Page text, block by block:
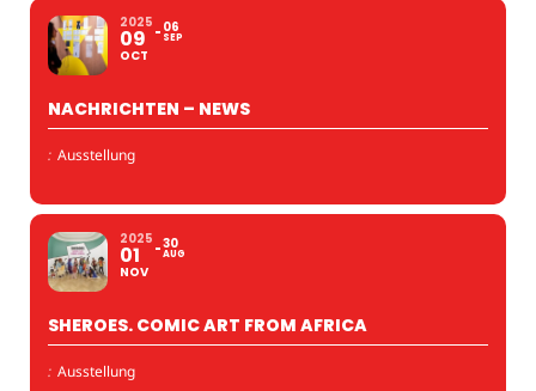
2025
09
OCT
06
SEP
NACHRICHTEN – NEWS
: Ausstellung
2025
01
NOV
30
AUG
SHEROES. COMIC ART FROM AFRICA
: Ausstellung